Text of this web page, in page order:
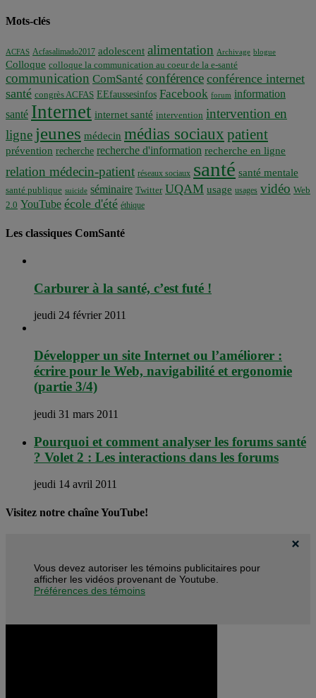
Mots-clés
ACFAS Acfasalimado2017 adolescent alimentation Archivage blogue
Colloque colloque la communication au coeur de la e-santé
communication ComSanté conférence conférence internet
santé congrès ACFAS EEfaussesinfos Facebook forum information
santé Internet internet santé intervention intervention en
ligne jeunes médecin médias sociaux patient
prévention recherche recherche d'information recherche en ligne
relation médecin-patient réseaux sociaux santé santé mentale
santé publique suicide séminaire Twitter UQAM usage usages vidéo Web
2.0 YouTube école d'été éthique
Les classiques ComSanté
Carburer à la santé, c’est futé !
jeudi 24 février 2011
Développer un site Internet ou l’améliorer :
écrire pour le Web, navigabilité et ergonomie
(partie 3/4)
jeudi 31 mars 2011
Pourquoi et comment analyser les forums santé
? Volet 2 : Les interactions dans les forums
jeudi 14 avril 2011
Visitez notre chaîne YouTube!
Vous devez autoriser les témoins publicitaires pour
afficher les vidéos provenant de Youtube.
Préférences des témoins